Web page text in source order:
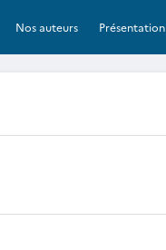
Nos auteurs Présentation